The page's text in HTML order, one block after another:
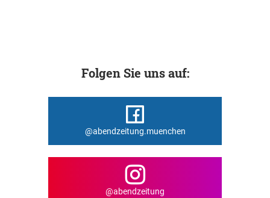
Folgen Sie uns auf:
@abendzeitung.muenchen
@abendzeitung